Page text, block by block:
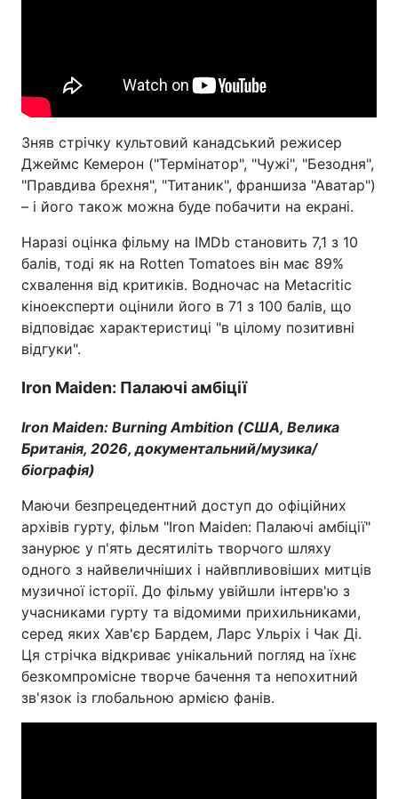
Зняв стрічку культовий канадський режисер
Джеймс Кемерон ("Термінатор", "Чужі", "Безодня",
"Правдива брехня", "Титаник", франшиза "Аватар")
– і його також можна буде побачити на екрані.
Наразі оцінка фільму на IMDb становить 7,1 з 10
балів, тоді як на Rotten Tomatoes він має 89%
схвалення від критиків. Водночас на Metacritic
кіноексперти оцінили його в 71 з 100 балів, що
відповідає характеристиці "в цілому позитивні
відгуки".
Iron Maiden: Палаючі амбіції
Iron Maiden: Burning Ambition (США, Велика
Британія, 2026, документальний/музика/
біографія)
Маючи безпрецедентний доступ до офіційних
архівів гурту, фільм "Iron Maiden: Палаючі амбіції"
занурює у п'ять десятиліть творчого шляху
одного з найвеличніших і найвпливовіших митців
музичної історії. До фільму увійшли інтерв'ю з
учасниками гурту та відомими прихильниками,
серед яких Хав'єр Бардем, Ларс Ульріх і Чак Ді.
Ця стрічка відкриває унікальний погляд на їхнє
безкомпромісне творче бачення та непохитний
зв'язок із глобальною армією фанів.